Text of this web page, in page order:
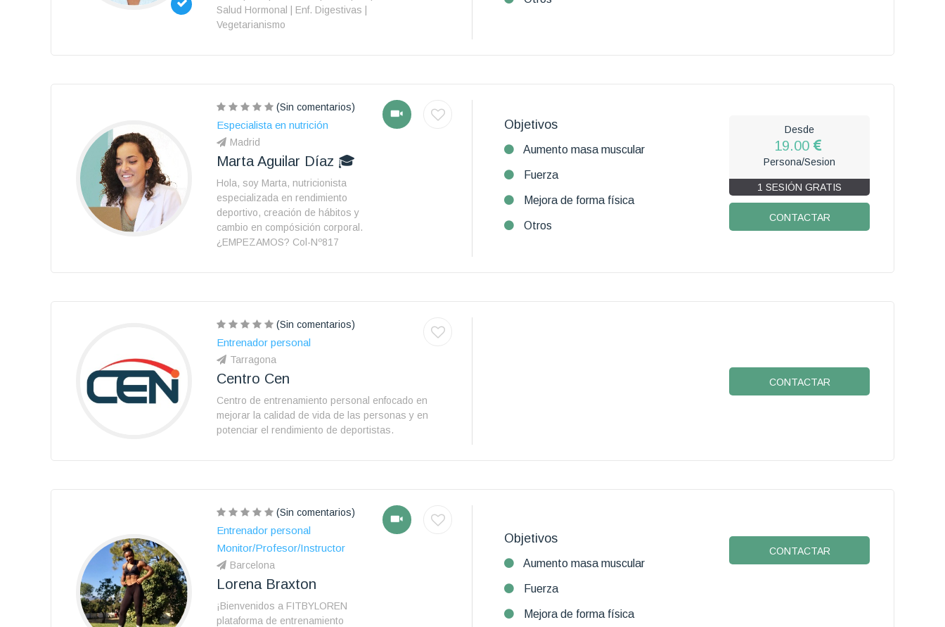
Salud Hormonal | Enf. Digestivas |
Vegetarianismo
(Sin comentarios)
Especialista en nutrición
Madrid
Marta Aguilar Díaz 🎓
Hola, soy Marta, nutricionista
especializada en rendimiento
deportivo, creación de hábitos y
cambio en compósición corporal.
¿EMPEZAMOS? Col-Nº817
Objetivos
Aumento masa muscular
Fuerza
Mejora de forma física
Otros
Desde
19.00
Persona/Sesion
1 SESIÓN GRATIS
CONTACTAR
(Sin comentarios)
Entrenador personal
Tarragona
Centro Cen
Centro de entrenamiento personal enfocado en
mejorar la calidad de vida de las personas y en
potenciar el rendimiento de deportistas.
CONTACTAR
(Sin comentarios)
Entrenador personal
Monitor/Profesor/Instructor
Barcelona
Lorena Braxton
¡Bienvenidos a FITBYLOREN
plataforma de entrenamiento
Objetivos
Aumento masa muscular
Fuerza
Mejora de forma física
CONTACTAR